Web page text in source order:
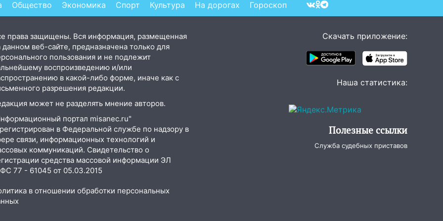
Общество Экономика Спорт Культура На дорогах Гороскоп
права защищены. Вся информация, размещенная
данном веб-сайте, предназначена только для
пользования и не подлежит
воспроизведению и/или
в какой-либо форме, иначе как с
разрешения редакции.
может не разделять мнение авторов.
портал misanec.ru"
в Федеральной службе по надзору в
связи, информационных технологий и
коммуникаций. Свидетельство о
средства массовой информации ЭЛ
77 - 61045 от 05.03.2015
в отношении обработки персональных
Скачать приложение:
Наша статистика:
Полезные ссылки
Служба судебных приставов